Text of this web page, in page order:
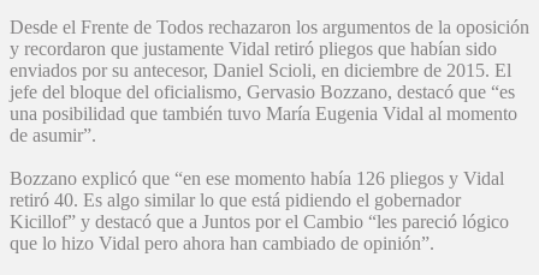
Desde el Frente de Todos rechazaron los argumentos de la oposición
y recordaron que justamente Vidal retiró pliegos que habían sido
enviados por su antecesor, Daniel Scioli, en diciembre de 2015. El
jefe del bloque del oficialismo, Gervasio Bozzano, destacó que “es
una posibilidad que también tuvo María Eugenia Vidal al momento
de asumir”.
Bozzano explicó que “en ese momento había 126 pliegos y Vidal
retiró 40. Es algo similar lo que está pidiendo el gobernador
Kicillof” y destacó que a Juntos por el Cambio “les pareció lógico
que lo hizo Vidal pero ahora han cambiado de opinión”.